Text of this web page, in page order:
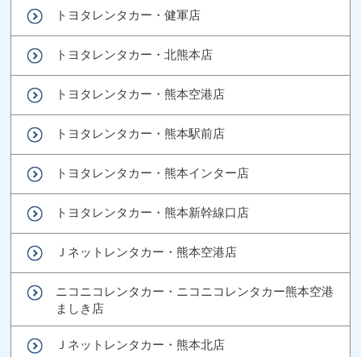
トヨタレンタカー・健軍店
トヨタレンタカー・北熊本店
トヨタレンタカー・熊本空港店
トヨタレンタカー・熊本駅前店
トヨタレンタカー・熊本インター店
トヨタレンタカー・熊本新幹線口店
Ｊネットレンタカー・熊本空港店
ニコニコレンタカー・ニコニコレンタカー熊本空港
ましき店
Ｊネットレンタカー・熊本北店